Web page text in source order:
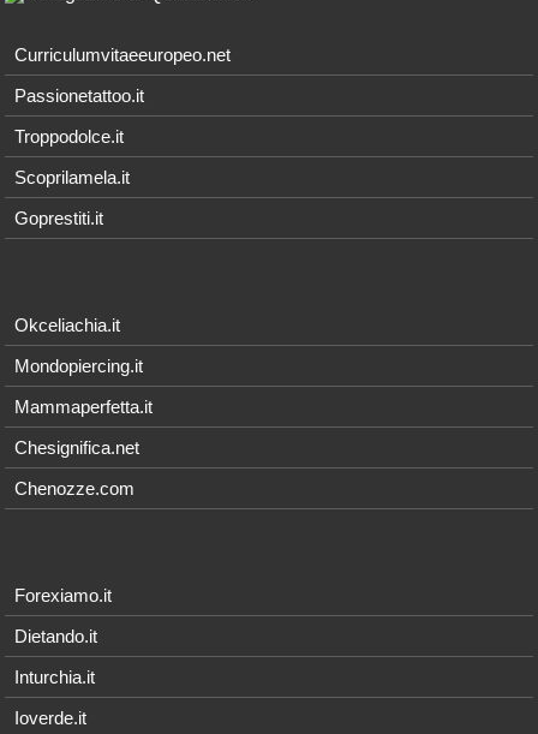
Curriculumvitaeeuropeo.net
Passionetattoo.it
Troppodolce.it
Scoprilamela.it
Goprestiti.it
Okceliachia.it
Mondopiercing.it
Mammaperfetta.it
Chesignifica.net
Chenozze.com
Forexiamo.it
Dietando.it
Inturchia.it
Ioverde.it